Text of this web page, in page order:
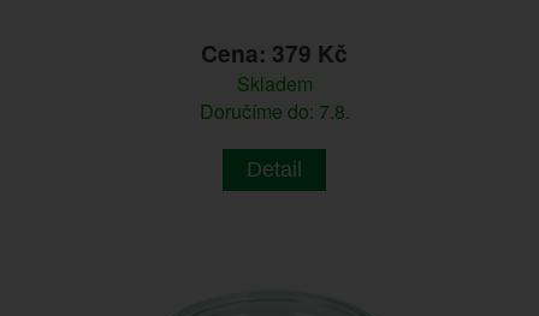
Cena: 379 Kč
Skladem
Doručíme do: 7.8.
Detail